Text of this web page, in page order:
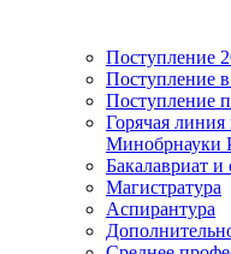
Поступление
Поступление
Поступление
Горячая
Минобрнауки
Бакалавриат и
Магистратура
Аспирантура